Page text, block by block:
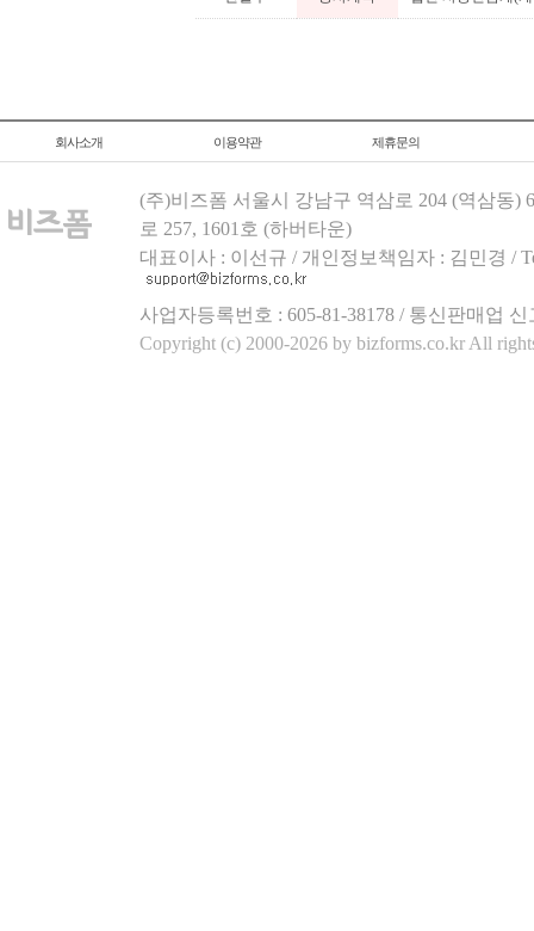
회사소개 이용약관 제휴문의
(주)비즈폼 서울시 강남구 역삼로 204 (역삼동)
로 257, 1601호 (하버타운)
대표이사 : 이선규 / 개인정보책임자 : 김민경 /
사업자등록번호 : 605-81-38178 / 통신판매업
Copyright (c) 2000-2026 by bizforms.co.kr All